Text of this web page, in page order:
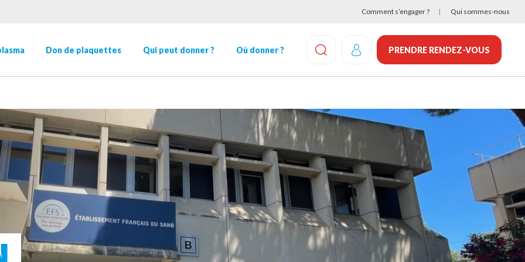
Comment s’engager ? Qui sommes-nous
Don de plaquettes Qui peut donner ? Où donner ?
EFFECTUEZ UNE RECHERCHE
PRENDRE RENDEZ-VOUS